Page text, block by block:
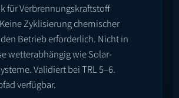
für Verbrennungskraftstoff
Zyklisierung chemischer
Betrieb erforderlich. Nicht in
wetterabhängig wie Solar-
Validiert bei TRL 5–6.
verfügbar.